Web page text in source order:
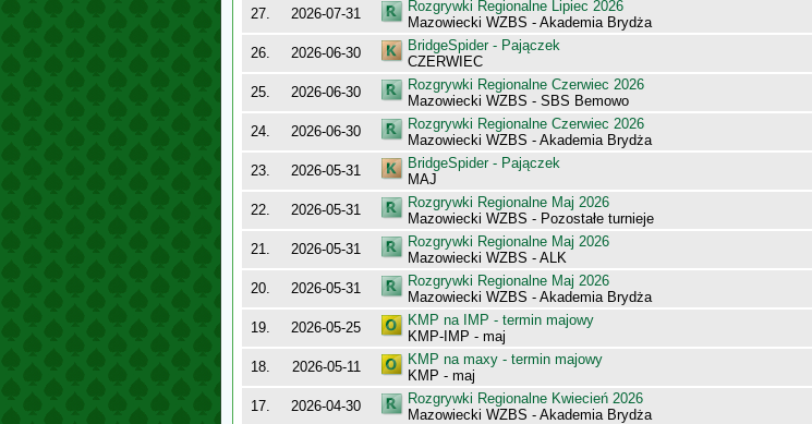
27. 2026-07-31
Rozgrywki Regionalne Lipiec 2026
Mazowiecki WZBS - Akademia Brydża
26. 2026-06-30
BridgeSpider - Pajączek
CZERWIEC
25. 2026-06-30
Rozgrywki Regionalne Czerwiec 2026
Mazowiecki WZBS - SBS Bemowo
24. 2026-06-30
Rozgrywki Regionalne Czerwiec 2026
Mazowiecki WZBS - Akademia Brydża
23. 2026-05-31
BridgeSpider - Pajączek
MAJ
22. 2026-05-31
Rozgrywki Regionalne Maj 2026
Mazowiecki WZBS - Pozostałe turnieje
21. 2026-05-31
Rozgrywki Regionalne Maj 2026
Mazowiecki WZBS - ALK
20. 2026-05-31
Rozgrywki Regionalne Maj 2026
Mazowiecki WZBS - Akademia Brydża
19. 2026-05-25
KMP na IMP - termin majowy
KMP-IMP - maj
18. 2026-05-11
KMP na maxy - termin majowy
KMP - maj
17. 2026-04-30
Rozgrywki Regionalne Kwiecień 2026
Mazowiecki WZBS - Akademia Brydża